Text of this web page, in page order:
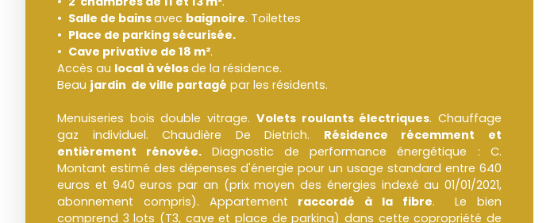
Salle de bainsavec baignoire. Toilettes
Place de parking sécurisée.
Cave privative de 18 m².
Accès au local à vélosde la résidence.
Beau jardin de ville partagé par les résidents.
Menuiseries bois double vitrage. Volets roulants électriques. Chauffage
gaz individuel. Chaudière De Dietrich. Résidence récemment et
entièrement rénovée. Diagnostic de performance énergétique : C.
Montant estimé des dépenses d'énergie pour un usage standard entre 640
euros et 940 euros par an (prix moyen des énergies indexé au 01/01/2021,
abonnement compris). Appartement raccordé à la fibre. Le bien
comprend 3 lots (T3, cave et place de parking) dans cette copropriété de